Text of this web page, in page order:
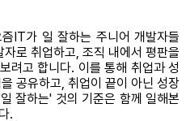
IT가 일 잘하는 주니어 개발자들
로 취업하고, 조직 내에서 평판을
려고 합니다. 이를 통해 취업과 성
공유하고, 취업이 끝이 아닌 성장
잘하는' 것의 기준은 함께 일해본
.